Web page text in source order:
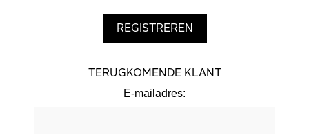
TERUGKOMENDE KLANT
E-mailadres: